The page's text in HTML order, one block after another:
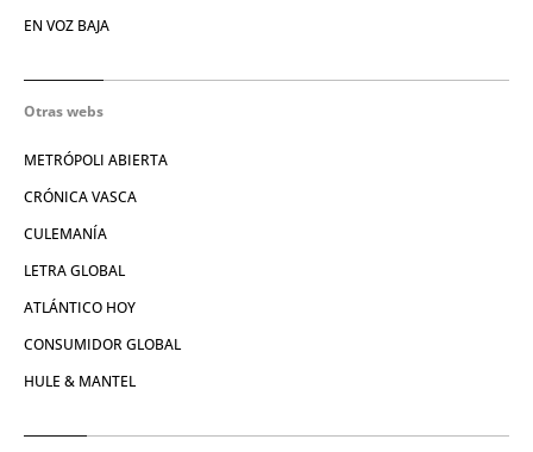
EN VOZ BAJA
Otras webs
METRÓPOLI ABIERTA
CRÓNICA VASCA
CULEMANÍA
LETRA GLOBAL
ATLÁNTICO HOY
CONSUMIDOR GLOBAL
HULE & MANTEL